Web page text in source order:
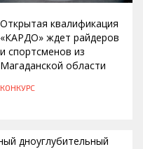
Открытая квалификация
«КАРДО» ждет райдеров
и спортсменов из
Магаданской области
КОНКУРС
дноуглубительный